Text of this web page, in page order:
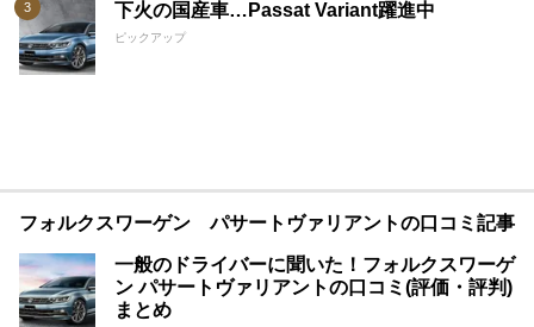
下火の国産車…Passat Variant躍進中
ピックアップ
フォルクスワーゲン パサートヴァリアントの口コミ記事
一般のドライバーに聞いた！フォルクスワーゲ
ン パサートヴァリアントの口コミ(評価・評判)
まとめ